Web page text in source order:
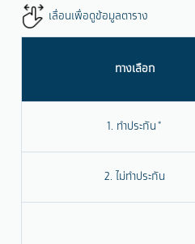
เลื่อนเพื่อดูข้อมูลตาราง
ทางเลือก
1. ทำประกัน*
2. ไม่ทำประกัน